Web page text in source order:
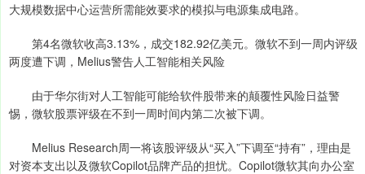
大规模数据中心运营所需能效要求的模拟与电源集成电路。
第4名微软收高3.13%，成交182.92亿美元。微软不到一周内评级
两度遭下调，Melius警告人工智能相关风险
由于华尔街对人工智能可能给软件股带来的颠覆性风险日益警
惕，微软股票评级在不到一周时间内第二次被下调。
Melius Research周一将该股评级从“买入”下调至“持有”，理由是
对资本支出以及微软Copilot品牌产品的担忧。Copilot微软其向办公室